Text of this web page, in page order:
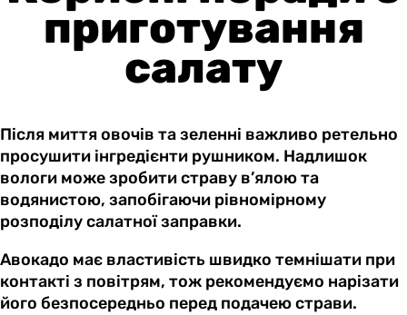
приготування
салату
Після миття овочів та зеленні важливо ретельно
просушити інгредієнти рушником. Надлишок
вологи може зробити страву в’ялою та
водянистою, запобігаючи рівномірному
розподілу салатної заправки.
Авокадо має властивість швидко темнішати при
контакті з повітрям, тож рекомендуємо нарізати
його безпосередньо перед подачею страви.